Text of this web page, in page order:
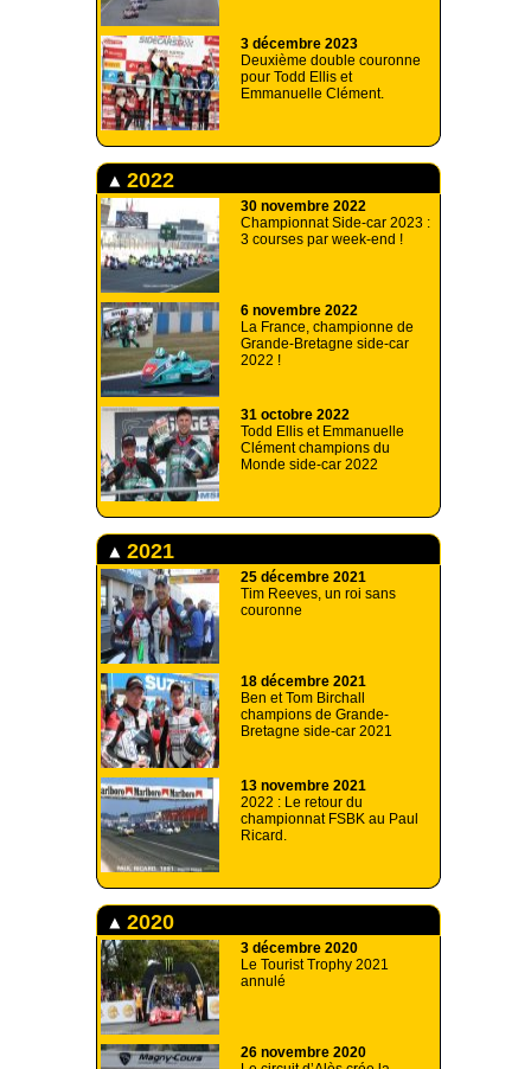
3 décembre 2023
Deuxième double couronne
pour Todd Ellis et
Emmanuelle Clément.
2022
30 novembre 2022
Championnat Side-car 2023 :
3 courses par week-end !
6 novembre 2022
La France, championne de
Grande-Bretagne side-car
2022 !
31 octobre 2022
Todd Ellis et Emmanuelle
Clément champions du
Monde side-car 2022
2021
25 décembre 2021
Tim Reeves, un roi sans
couronne
18 décembre 2021
Ben et Tom Birchall
champions de Grande-
Bretagne side-car 2021
13 novembre 2021
2022 : Le retour du
championnat FSBK au Paul
Ricard.
2020
3 décembre 2020
Le Tourist Trophy 2021
annulé
26 novembre 2020